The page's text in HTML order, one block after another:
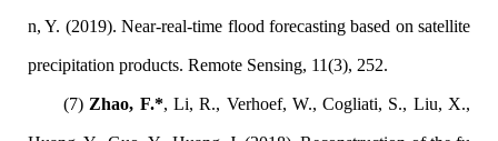
n, Y. (2019). Near-real-time flood forecasting based on satellite
precipitation products. Remote Sensing, 11(3), 252.
(7) Zhao, F.*, Li, R., Verhoef, W., Cogliati, S., Liu, X.,